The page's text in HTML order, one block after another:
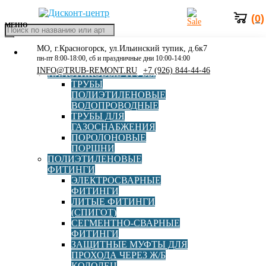
(0)
Поиск
товаров
МЕНЮ
КАТАЛОГ
РАСПРОДАЖА
ПЛАСТИКОВЫЕ ТРУБЫ
ТРУБЫ
ПОЛИЭТИЛЕНОВЫЕ
ВОДОПРОВОДНЫЕ
ТРУБЫ ДЛЯ
ГАЗОСНАБЖЕНИЯ
ПОРОЛОНОВЫЕ
ПОРШНИ
ПОЛИЭТИЛЕНОВЫЕ
ФИТИНГИ
ЭЛЕКТРОСВАРНЫЕ
ФИТИНГИ
ЛИТЫЕ ФИТИНГИ
(СПИГОТ)
СЕГМЕНТНО-СВАРНЫЕ
ФИТИНГИ
ЗАЩИТНЫЕ МУФТЫ ДЛЯ
ПРОХОДА ЧЕРЕЗ Ж/Б
МО, г.Красногорск, ул.Ильинский тупик, д.6к7
пн-пт 8:00-18:00, сб и праздничные дни 10:00-14:00
INFO@TRUB-REMONT.RU +7 (926) 844-44-46
Главная »Каталог» Оборудование для монтажа ПЭ труб
Муфтовые аппараты »Аппарат для муфтовой сварки ПЭ труб
ПРОТВА
Аппарат для муфтовой
сварки ПЭ труб ПРОТВА
Производитель
Страна